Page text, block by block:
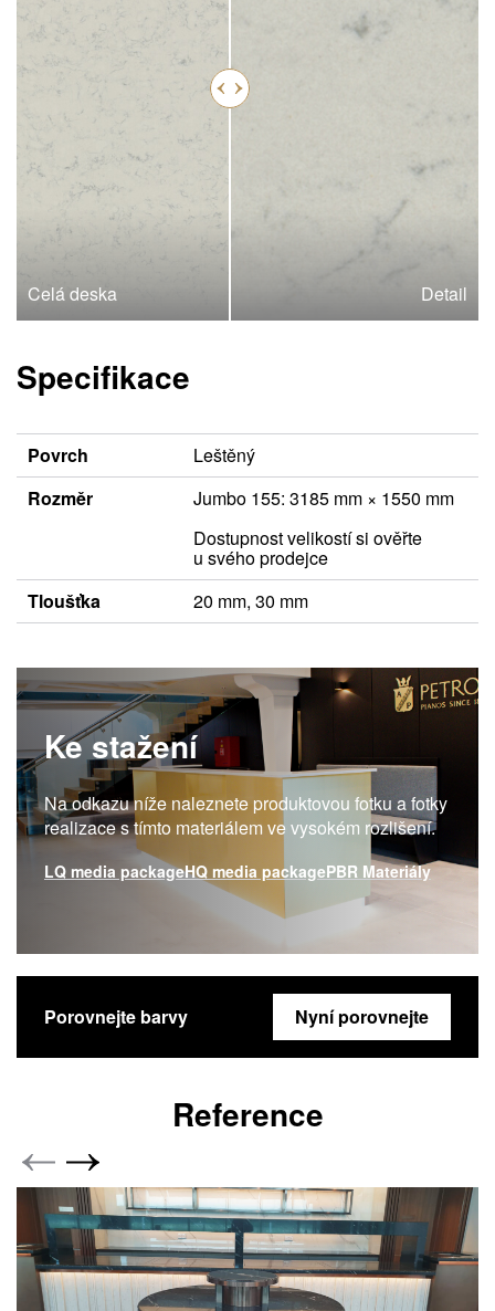
Celá deska Detail
Specifikace
Povrch
Leštěný
Rozměr
Jumbo 155: 3185 mm × 1550 mm
Dostupnost velikostí si ověřte
u svého prodejce
Tloušťka
20 mm, 30 mm
Ke stažení
Na odkazu níže naleznete produktovou fotku a fotky
realizace s tímto materiálem ve vysokém rozlišení.
LQ media packageHQ media packagePBR Materiály
Porovnejte barvy Nyní porovnejte
Reference